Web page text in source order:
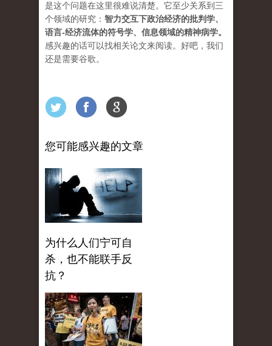
是这个问题在这里很难说清楚。它至少关系到三
个领域的研究： 智力交互下政治经济的批判学、
语言-经济流体的符号学、信息领域的精神病学。
感兴趣的话可以找相关论文来阅读。好吧，我们
还是需要谷歌。
您可能感兴趣的文章
为什么人们宁可自
杀，也不能联手反
抗？